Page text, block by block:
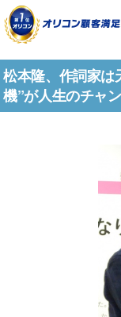
松本隆、作詞家
機”が人生のチャ